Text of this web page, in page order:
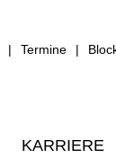
Termine
KARRIERE